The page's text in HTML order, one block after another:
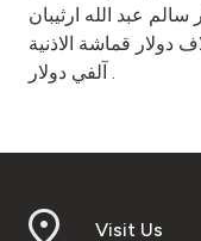
7.5 ألف دولار سالم عبد الله ارثيبان
دولار على ابراهيم محمد 3 آلاف دولار قماشة الاذنية
آلفي دولار .
Visit Us